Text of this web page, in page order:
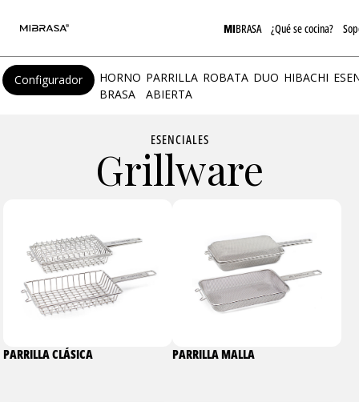
MIBRASA ¿Qué se cocina?
Configurador
HORNO
BRASA
PARRILLA
ABIERTA
ROBATA DUO HIBACHI
ESENCIALES
Grillware
PARRILLA CLÁSICA PARRILLA MALLA